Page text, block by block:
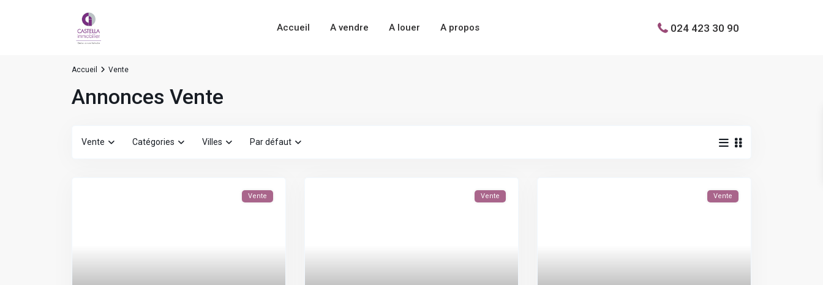
Accueil A vendre A louer A propos 024 423 30 90
Accueil Vente
Annonces Vente
Vente Catégories Villes Par défaut
Vente Vente Vente